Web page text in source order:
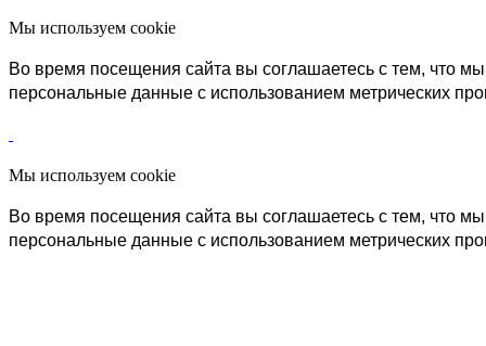
Мы используем cookie
Во время посещения сайта вы соглашаетесь с тем, что
персональные данные с использованием метрических
Мы используем cookie
Во время посещения сайта вы соглашаетесь с тем, что
персональные данные с использованием метрических